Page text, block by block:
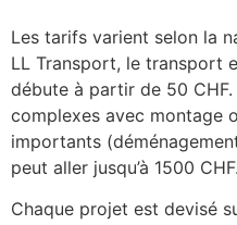
Les tarifs varient selon la
LL Transport, le transport
débute à partir de 50
complexes avec montage
importants
peut aller jusqu’à 1500 CHF.
Chaque projet est devisé